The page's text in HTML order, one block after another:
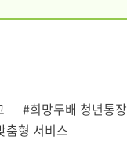
#희망두배 청년통장
춤형 서비스